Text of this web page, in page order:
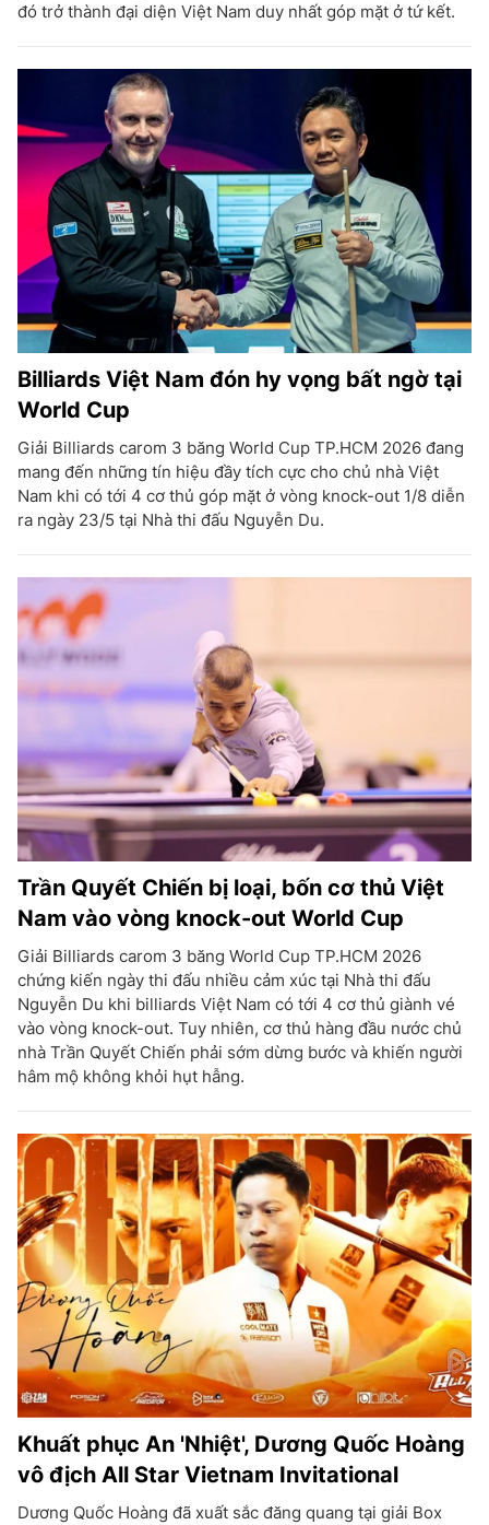
đó trở thành đại diện Việt Nam duy nhất góp mặt ở tứ kết.
Billiards Việt Nam đón hy vọng bất ngờ tại
World Cup
Giải Billiards carom 3 băng World Cup TP.HCM 2026 đang
mang đến những tín hiệu đầy tích cực cho chủ nhà Việt
Nam khi có tới 4 cơ thủ góp mặt ở vòng knock-out 1/8 diễn
ra ngày 23/5 tại Nhà thi đấu Nguyễn Du.
Trần Quyết Chiến bị loại, bốn cơ thủ Việt
Nam vào vòng knock-out World Cup
Giải Billiards carom 3 băng World Cup TP.HCM 2026
chứng kiến ngày thi đấu nhiều cảm xúc tại Nhà thi đấu
Nguyễn Du khi billiards Việt Nam có tới 4 cơ thủ giành vé
vào vòng knock-out. Tuy nhiên, cơ thủ hàng đầu nước chủ
nhà Trần Quyết Chiến phải sớm dừng bước và khiến người
hâm mộ không khỏi hụt hẫng.
Khuất phục An 'Nhiệt', Dương Quốc Hoàng
vô địch All Star Vietnam Invitational
Dương Quốc Hoàng đã xuất sắc đăng quang tại giải Box